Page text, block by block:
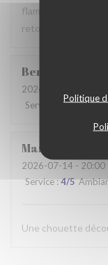
Politique
flamiche au
retourner lors d'un
Benjamin
2026-07-19
Service
5/5
Martine
2026-07-14 - 20:00
Service:4/5
Une chouette